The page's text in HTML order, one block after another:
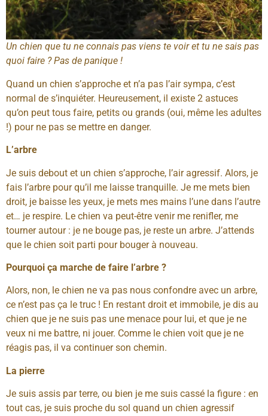
Un chien que tu ne connais pas viens te voir et tu ne sais pas
quoi faire ? Pas de panique !
Quand un chien s’approche et n’a pas l’air sympa, c’est
normal de s’inquiéter. Heureusement, il existe 2 astuces
qu’on peut tous faire, petits ou grands (oui, même les adultes
!) pour ne pas se mettre en danger.
L’arbre
Je suis debout et un chien s’approche, l’air agressif. Alors, je
fais l’arbre pour qu’il me laisse tranquille. Je me mets bien
droit, je baisse les yeux, je mets mes mains l’une dans l’autre
et… je respire. Le chien va peut-être venir me renifler, me
tourner autour : je ne bouge pas, je reste un arbre. J’attends
que le chien soit parti pour bouger à nouveau.
Pourquoi ça marche de faire l’arbre ?
Alors, non, le chien ne va pas nous confondre avec un arbre,
ce n’est pas ça le truc ! En restant droit et immobile, je dis au
chien que je ne suis pas une menace pour lui, et que je ne
veux ni me battre, ni jouer. Comme le chien voit que je ne
réagis pas, il va continuer son chemin.
La pierre
Je suis assis par terre, ou bien je me suis cassé la figure : en
tout cas, je suis proche du sol quand un chien agressif